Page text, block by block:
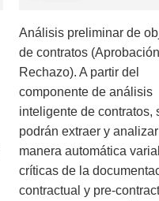
Análisis preliminar de
de contratos
Rechazo). A partir del
componente de análisis
inteligente de contratos,
podrán extraer y
manera automática
críticas de la
contractual y pre-